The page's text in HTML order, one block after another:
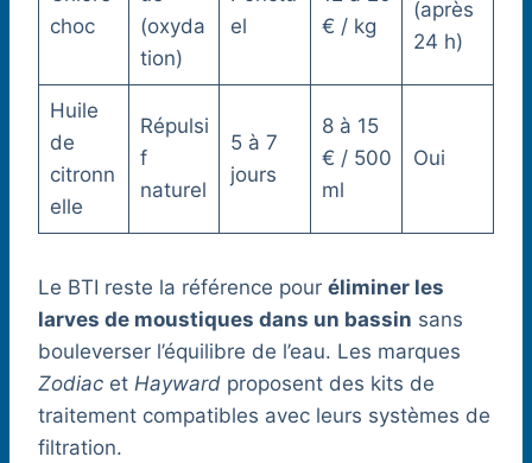
choc
(oxyda
tion)
el
€ / kg
(après
24 h)
Huile
de
citronn
elle
Répulsi
f
naturel
5 à 7
jours
8 à 15
€ / 500
ml
Oui
Le BTI reste la référence pour éliminer les
larves de moustiques dans un bassin sans
bouleverser l’équilibre de l’eau. Les marques
Zodiac et Hayward proposent des kits de
traitement compatibles avec leurs systèmes de
filtration.